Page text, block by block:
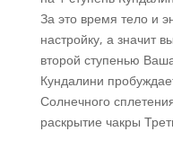
За это время тело и
настройку, а значит
второй ступенью
Кундалини
Солнечного
раскрытие чакры